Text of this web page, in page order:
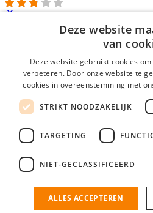
Inloggen als bedrijf
E-mail*
Wachtwoord
login gegevens onthouden
login
Bedrijf aanmelden
nieuwe collega/werknemer zo
Deze website
van
Deze website gebruikt cookies
verbeteren. Door onze website te
cookies in overeenstemming met
STRIKT NOODZAKELIJK
TARGETING
NIET-GECLASSIFICEERD
ALLES ACCEPTEREN